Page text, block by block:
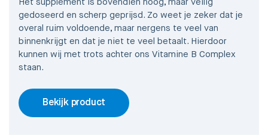
Het supplement is bovendien hoog, maar veilig
gedoseerd en scherp geprijsd. Zo weet je zeker dat je
overal ruim voldoende, maar nergens te veel van
binnenkrijgt en dat je niet te veel betaalt. Hierdoor
kunnen wij met trots achter ons Vitamine B Complex
staan.
Bekijk product